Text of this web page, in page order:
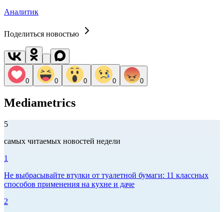
Аналитик
Поделиться новостью
0 0 0 0 0
Mediametrics
5
самых читаемых новостей недели
1
Не выбрасывайте втулки от туалетной бумаги: 11 классных
способов применения на кухне и даче
2